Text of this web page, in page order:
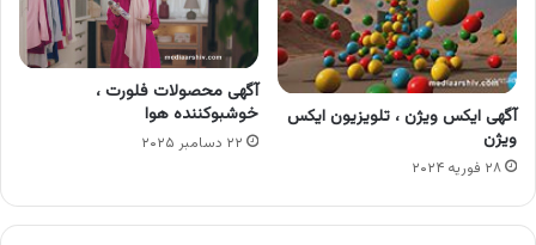
آگهی ایکس ویژن ، تلویزیون ایکس
ویژن
۲۸ فوریه ۲۰۲۴
آگهی محصولات فلورت ،
خوشبوکننده هوا
۲۲ دسامبر ۲۰۲۵